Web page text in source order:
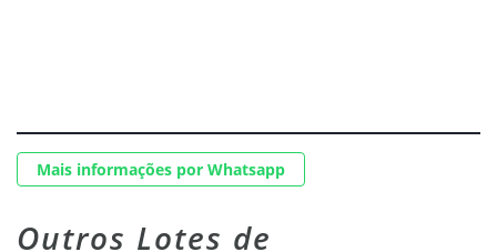
Mais informações por Whatsapp
Outros Lotes de